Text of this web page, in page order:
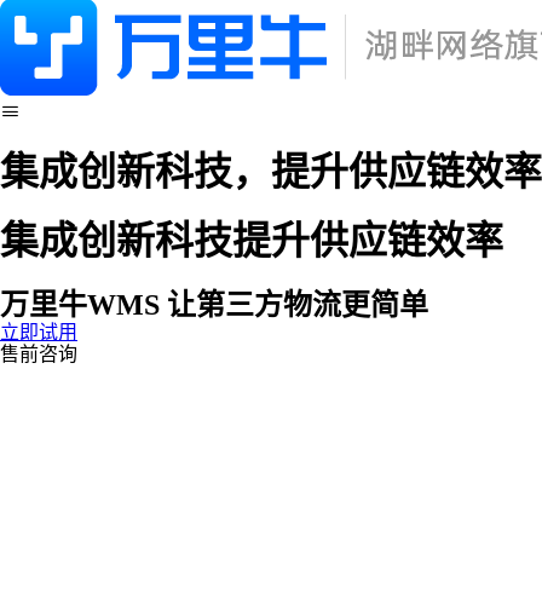
集成创新科技， 提升供应链效率
集成创新科技提升供应链效率
万里牛WMS 让第三方物流更简单
立即试用
售前咨询